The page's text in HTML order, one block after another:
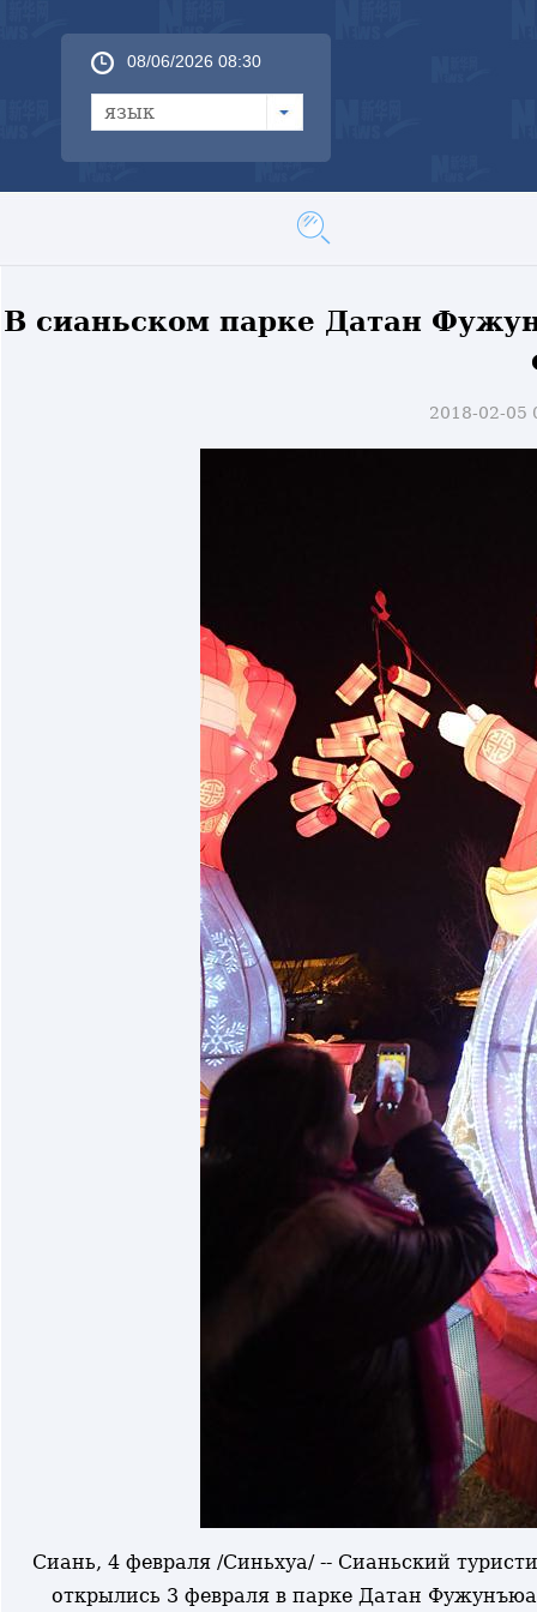
08/06/2026 08:30
язык
В сианьском парке Датан
2018-02-05
Сиань, 4 февраля /Синьхуа/ -- Сианьский
открылись 3 февраля в парке Датан